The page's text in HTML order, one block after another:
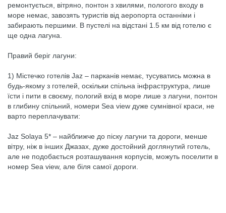
ремонтується, вітряно, понтон з хвилями, пологого входу в
море немає, завозять туристів від аеропорта останніми і
забирають першими. В пустелі на відстані 1.5 км від готелю є
ще одна лагуна.
Правий беріг лагуни:
1) Містечко готелів Jaz – парканів немає, тусуватись можна в
будь-якому з готелей, оскільки спільна інфраструктура, лише
їсти і пити в своєму, пологий вхід в море лише з лагуни, понтон
в глибину спільний, номери Sea view дуже сумнівної краси, не
варто переплачувати:
Jaz Solaya 5* – найближче до піску лагуни та дороги, менше
вітру, ніж в інших Джазах, дуже достойний доглянутий готель,
але не подобається розташування корпусів, можуть поселити в
номер Sea view, але біля самої дороги.